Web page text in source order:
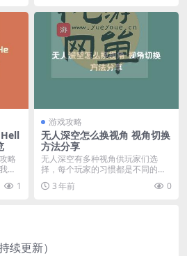
Hell
略
们
1
游戏攻略
无人深空怎么换视角 视角切换
方法分享
无人深空有多种视角供玩家们选
择，每个玩家的习惯都是不同的，
所以必须调整视角到自己...
3 年前 0
续更新）